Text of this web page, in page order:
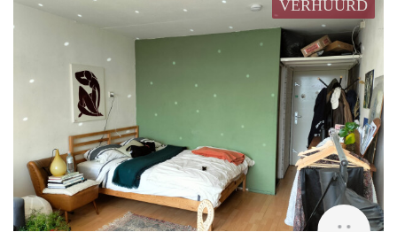
VERHUURD